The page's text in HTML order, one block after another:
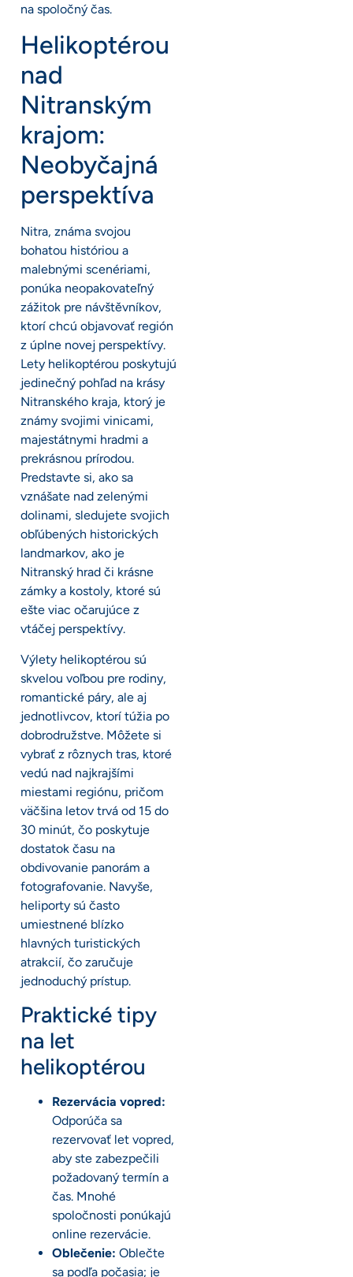
na spoločný čas.
Helikoptérou
nad
Nitranským
krajom:
Neobyčajná
perspektíva
Nitra, známa svojou
bohatou históriou a
malebnými scenériami,
ponúka neopakovateľný
zážitok pre návštěvníkov,
ktorí chcú objavovať región
z úplne novej perspektívy.
Lety helikoptérou poskytujú
jedinečný pohľad na krásy
Nitranského kraja, ktorý je
známy svojimi vinicami,
majestátnymi hradmi a
prekrásnou prírodou.
Predstavte si, ako sa
vznášate nad zelenými
dolinami, sledujete svojich
obľúbených historických
landmarkov, ako je
Nitranský hrad či krásne
zámky a kostoly, ktoré sú
ešte viac očarujúce z
vtáčej perspektívy.
Výlety helikoptérou sú
skvelou voľbou pre rodiny,
romantické páry, ale aj
jednotlivcov, ktorí túžia po
dobrodružstve. Môžete si
vybrať z rôznych tras, ktoré
vedú nad najkrajšími
miestami regiónu, pričom
väčšina letov trvá od 15 do
30 minút, čo poskytuje
dostatok času na
obdivovanie panorám a
fotografovanie. Navyše,
heliporty sú často
umiestnené blízko
hlavných turistických
atrakcií, čo zaručuje
jednoduchý prístup.
Praktické tipy
na let
helikoptérou
Rezervácia vopred:
Odporúča sa
rezervovať let vopred,
aby ste zabezpečili
požadovaný termín a
čas. Mnohé
spoločnosti ponúkajú
online rezervácie.
Oblečenie: Oblečte
sa podľa počasia; je